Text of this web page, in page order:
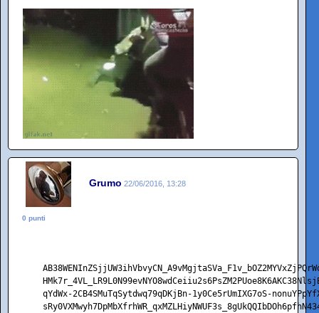
Grumo 22/06/2016, 13:28
0 punti
qYdWx-2CB4SMuTqSytdwq79qDKjBn-1y0Ce5rUmIXG7oS-